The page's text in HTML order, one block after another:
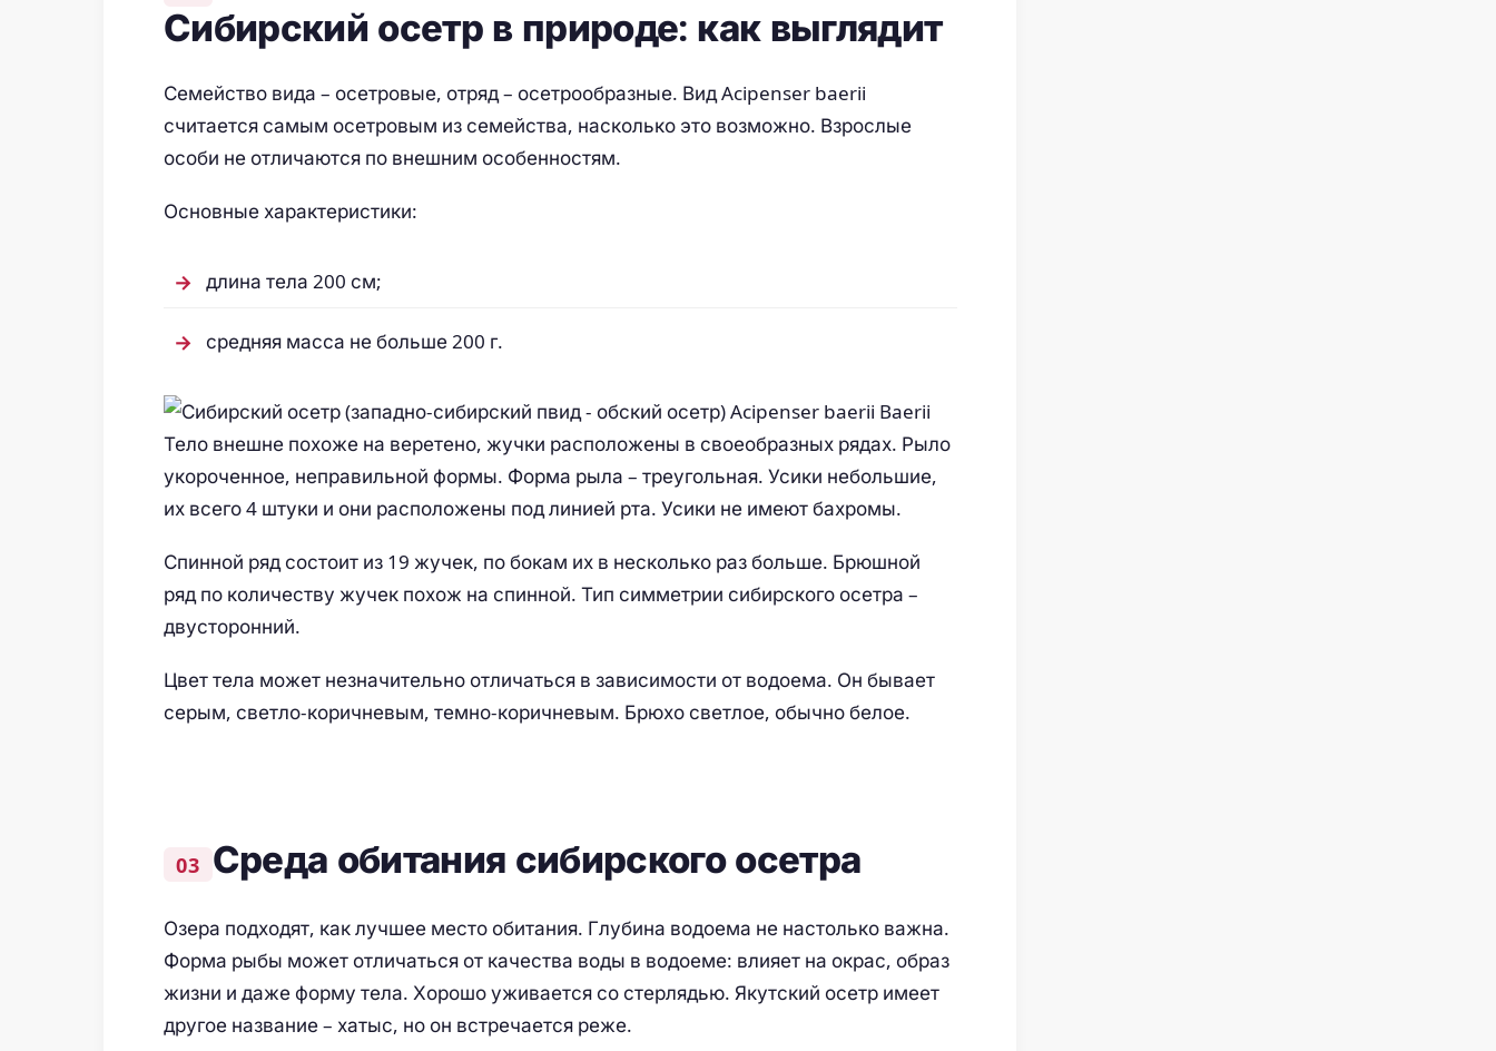
Сибирский осетр в природе: как выглядит
Семейство вида – осетровые, отряд – осетрообразные. Вид Acipenser baerii
считается самым осетровым из семейства, насколько это возможно. Взрослые
особи не отличаются по внешним особенностям.
Основные характеристики:
длина тела 200 см;
средняя масса не больше 200 г.
Тело внешне похоже на веретено, жучки расположены в своеобразных рядах. Рыло
укороченное, неправильной формы. Форма рыла – треугольная. Усики небольшие,
их всего 4 штуки и они расположены под линией рта. Усики не имеют бахромы.
Спинной ряд состоит из 19 жучек, по бокам их в несколько раз больше. Брюшной
ряд по количеству жучек похож на спинной. Тип симметрии сибирского осетра –
двусторонний.
Цвет тела может незначительно отличаться в зависимости от водоема. Он бывает
серым, светло-коричневым, темно-коричневым. Брюхо светлое, обычно белое.
Среда обитания сибирского осетра
Озера подходят, как лучшее место обитания. Глубина водоема не настолько важна.
Форма рыбы может отличаться от качества воды в водоеме: влияет на окрас, образ
жизни и даже форму тела. Хорошо уживается со стерлядью. Якутский осетр имеет
другое название – хатыс, но он встречается реже.